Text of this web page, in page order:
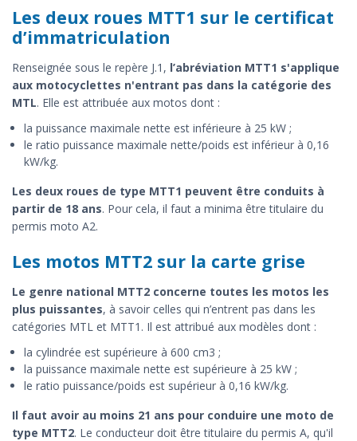
Les deux roues MTT1 sur le certificat
d’immatriculation
Renseignée sous le repère J.1, l’abréviation MTT1 s'applique
aux motocyclettes n'entrant pas dans la catégorie des
MTL. Elle est attribuée aux motos dont :
la puissance maximale nette est inférieure à 25 kW ;
le ratio puissance maximale nette/poids est inférieur à 0,16
kW/kg.
Les deux roues de type MTT1 peuvent être conduits à
partir de 18 ans. Pour cela, il faut a minima être titulaire du
permis moto A2.
Les motos MTT2 sur la carte grise
Le genre national MTT2 concerne toutes les motos les
plus puissantes, à savoir celles qui n’entrent pas dans les
catégories MTL et MTT1. Il est attribué aux modèles dont :
la cylindrée est supérieure à 600 cm3 ;
la puissance maximale nette est supérieure à 25 kW ;
le ratio puissance/poids est supérieur à 0,16 kW/kg.
Il faut avoir au moins 21 ans pour conduire une moto de
type MTT2. Le conducteur doit être titulaire du permis A, qu'il